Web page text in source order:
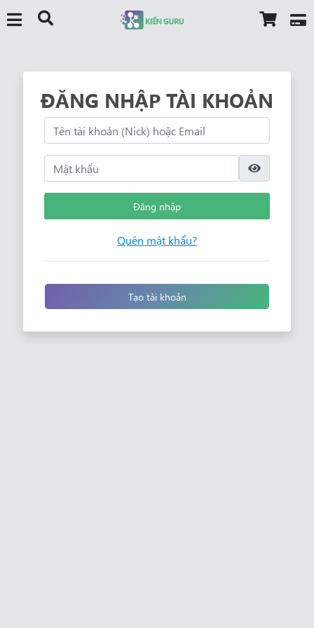
ĐĂNG NHẬP TÀI KHOẢN
Đăng nhập
Quên mật khẩu?
Tạo tài khoản